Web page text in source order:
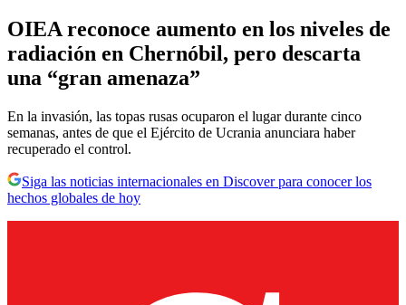
OIEA reconoce aumento en los niveles de
radiación en Chernóbil, pero descarta
una “gran amenaza”
En la invasión, las topas rusas ocuparon el lugar durante cinco
semanas, antes de que el Ejército de Ucrania anunciara haber
recuperado el control.
Siga las noticias internacionales en Discover para conocer los
hechos globales de hoy